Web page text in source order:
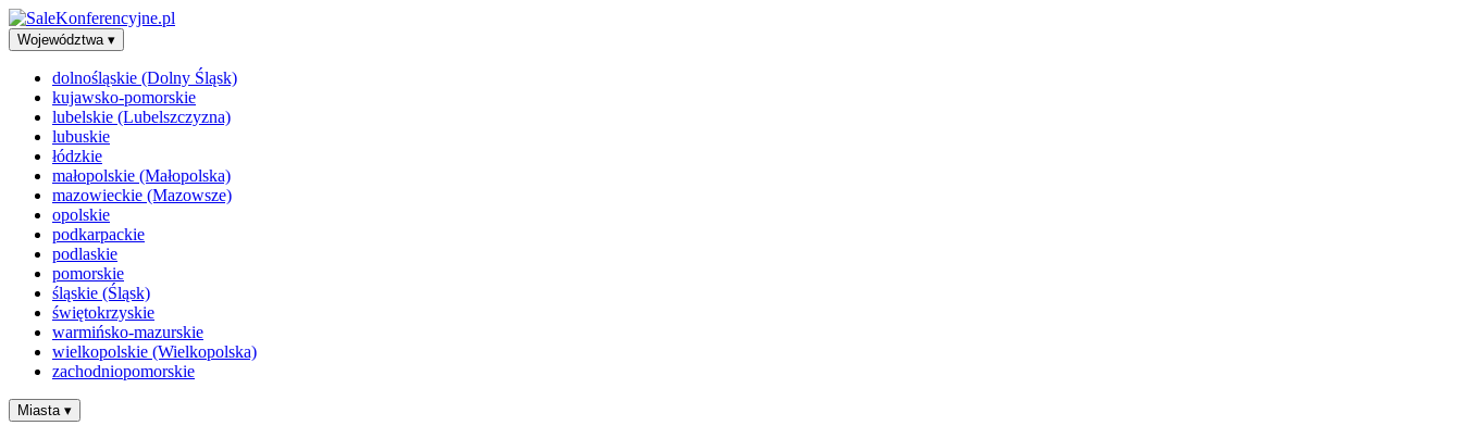
Województwa ▾
dolnośląskie (Dolny Śląsk)
kujawsko-pomorskie
lubelskie (Lubelszczyzna)
lubuskie
łódzkie
małopolskie (Małopolska)
mazowieckie (Mazowsze)
opolskie
podkarpackie
podlaskie
pomorskie
śląskie (Śląsk)
świętokrzyskie
warmińsko-mazurskie
wielkopolskie (Wielkopolska)
zachodniopomorskie
Miasta ▾